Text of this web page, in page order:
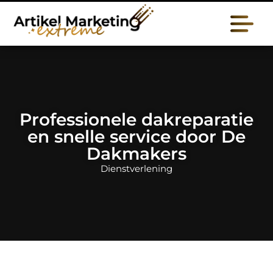
Professionele dakreparatie
en snelle service door De
Dakmakers
Dienstverlening